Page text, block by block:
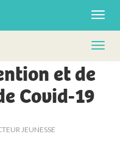
et de
Covid-19
JEUNESSE